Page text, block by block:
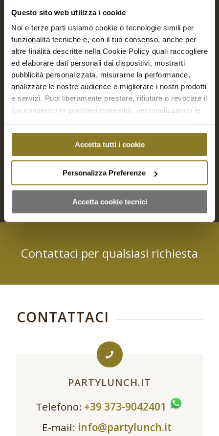
Questo sito web utilizza i cookie
Noi e terze parti usiamo cookie o tecnologie simili per
funzionalità tecniche e, con il tuo consenso, anche per
altre finalità descritte nella Cookie Policy quali raccogliere
ed elaborare dati personali dai dispositivi, mostrarti
pubblicità personalizzata, misurarne la performance,
analizzare le nostre audience e migliorare i nostri prodotti
e servizi. Puoi liberamente prestare, rifiutare o revocare il
tuo consenso in qualsiasi momento, personalizzando le
cookie" acconsenti all'uso di tali tecnologie per tutte le
finalità indicate. Cliccando sul pulsante "Accetta cookie
tecnici" acconsenti all'uso dei soli cookie tecnici.
Accetta tutti i cookie
Personalizza Preferenze
Accetta cookie tecnici
Prosciutto crudo di Parma 24 mesi | 10 Porz.
€55,00
Aggiungi a Richiesta Preventivo
Aggiungi al carrello Mostra dettagli
Contattaci per qualsiasi richiesta
CONTATTACI
PARTYLUNCH.IT
Telefono: +39 373-9042401
E-mail: info@partylunch.it